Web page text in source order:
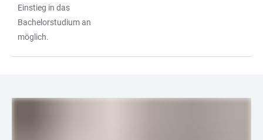
Einstieg in das
Bachelorstudium an
möglich.